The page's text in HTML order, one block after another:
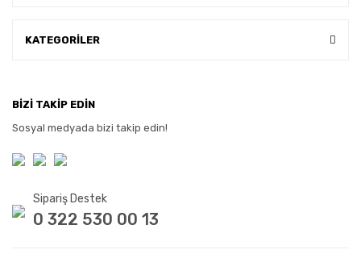
KATEGORİLER
BİZİ TAKİP EDİN
Sosyal medyada bizi takip edin!
Sipariş Destek
0 322 530 00 13